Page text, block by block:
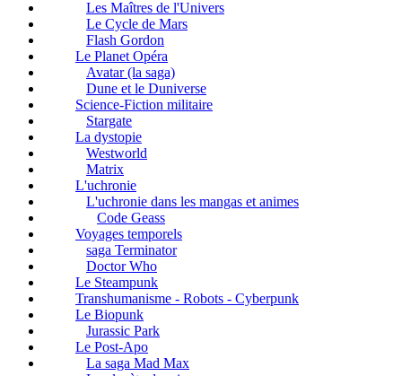
Les Maîtres de l'Univers
Le Cycle de Mars
Flash Gordon
Le Planet Opéra
Avatar (la saga)
Dune et le Duniverse
Science-Fiction militaire
Stargate
La dystopie
Westworld
Matrix
L'uchronie
L'uchronie dans les mangas et animes
Code Geass
Voyages temporels
saga Terminator
Doctor Who
Le Steampunk
Transhumanisme - Robots - Cyberpunk
Le Biopunk
Jurassic Park
Le Post-Apo
La saga Mad Max